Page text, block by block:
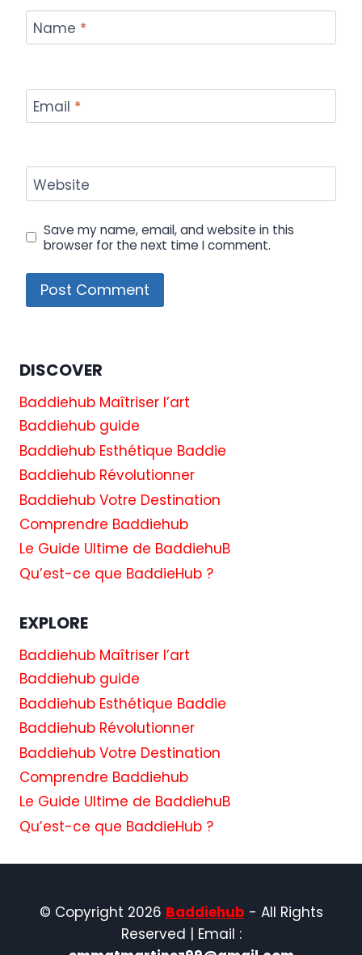
Name *
Email *
Website
Save my name, email, and website in this
browser for the next time I comment.
DISCOVER
Baddiehub Maîtriser l’art
Baddiehub guide
Baddiehub Esthétique Baddie
Baddiehub Révolutionner
Baddiehub Votre Destination
Comprendre Baddiehub
Le Guide Ultime de BaddiehuB
Qu’est-ce que BaddieHub ?
EXPLORE
Baddiehub Maîtriser l’art
Baddiehub guide
Baddiehub Esthétique Baddie
Baddiehub Révolutionner
Baddiehub Votre Destination
Comprendre Baddiehub
Le Guide Ultime de BaddiehuB
Qu’est-ce que BaddieHub ?
© Copyright 2026 Baddiehub - All Rights
Reserved | Email :